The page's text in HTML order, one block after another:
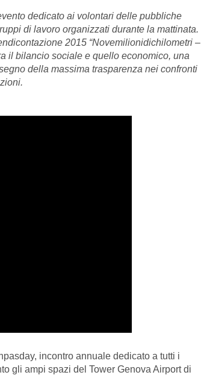
dedicato ai volontari delle pubbliche
di lavoro organizzati durante la mattinata.
2015 “Novemilionidichilometri –
il bilancio sociale e quello economico, una
della massima trasparenza nei confronti
incontro annuale dedicato a tutti i
gli ampi spazi del Tower Genova Airport di